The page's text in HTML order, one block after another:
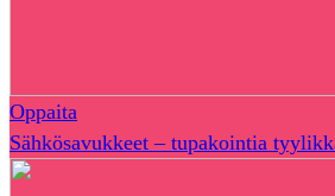
Oppaita
Sähkösavukkeet – tupakointia